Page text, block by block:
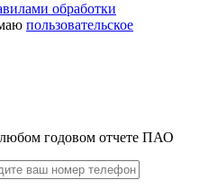
обработки
пользовательское
годовом отчете ПАО